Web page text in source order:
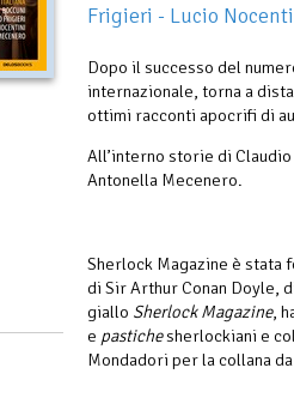
Frigieri - Lucio
Dopo il successo del
internazionale, torna a
ottimi racconti apocrifi di
All’interno storie di
Antonella Mecenero.
Sherlock Magazine è stata
di Sir Arthur Conan Doyle,
giallo Sherlock Magazine,
e pastichesherlockiani e
Mondadori per la collana